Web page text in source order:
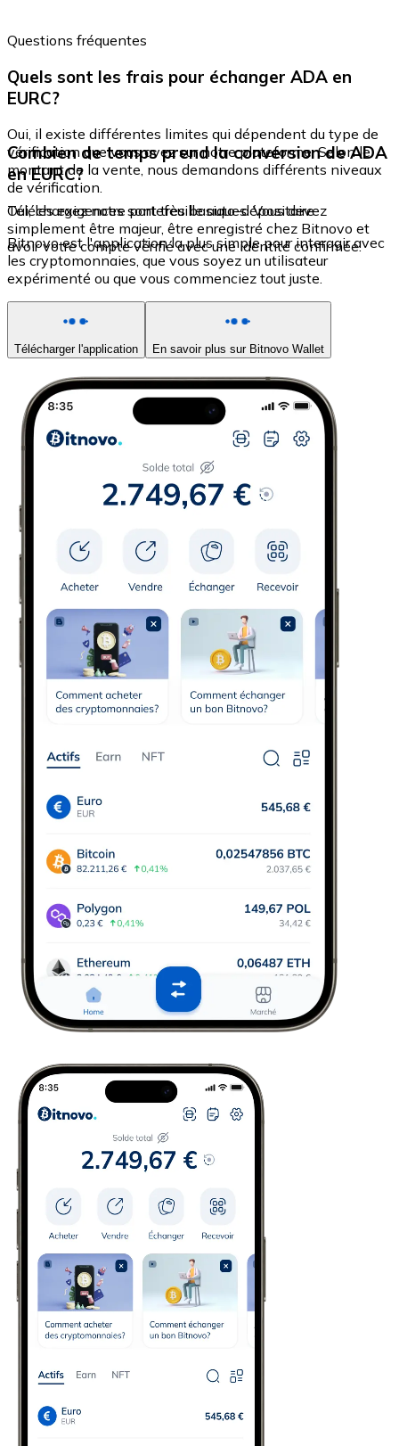
Questions fréquentes
Quels sont les frais pour échanger ADA en
EURC?
Oui, il existe différentes limites qui dépendent du type de
vérification que vous avez sur notre plateforme. Selon le
montant de la vente, nous demandons différents niveaux
de vérification.
Combien de temps prend la conversion de ADA
en EURC?
Oui, les exigences sont très basiques. Vous devez
simplement être majeur, être enregistré chez Bitnovo et
avoir votre compte vérifié avec une identité confirmée.
Téléchargez notre portefeuille auto-dépositaire
Bitnovo est l'application la plus simple pour interagir avec
les cryptomonnaies, que vous soyez un utilisateur
expérimenté ou que vous commenciez tout juste.
Télécharger l'application En savoir plus sur Bitnovo Wallet